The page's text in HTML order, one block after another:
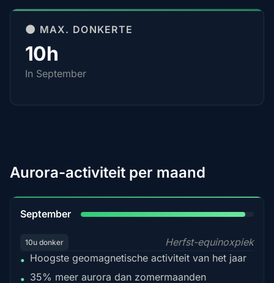
🌑 MAX. DONKERTE
10h
In September
Aurora-activiteit per maand
September
10u donker
Herfst-equinoxpiek
• Hoogste geomagnetische activiteit van het jaar
• 35% meer aurora dan zomermaanden